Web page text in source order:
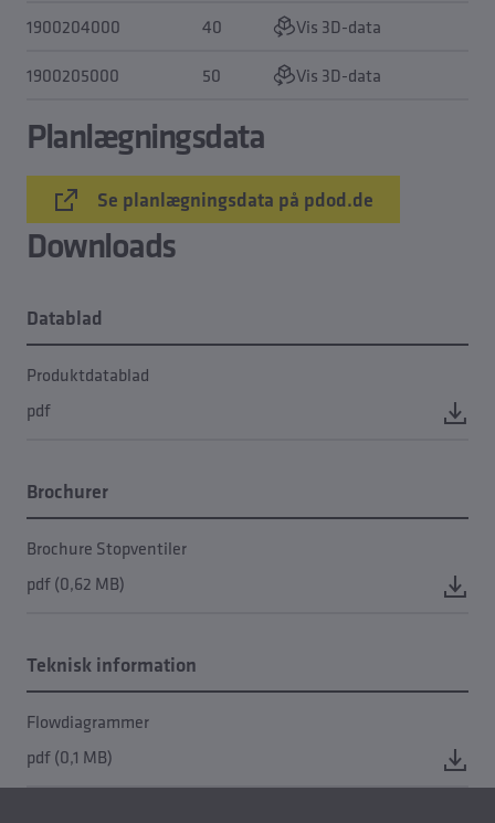
1900204000 40 Vis 3D-data
1900205000 50 Vis 3D-data
Planlægningsdata
Se planlægningsdata på pdod.de
Downloads
Datablad
Produktdatablad
pdf
Brochurer
Brochure Stopventiler
pdf (0,62 MB)
Teknisk information
Flowdiagrammer
pdf (0,1 MB)